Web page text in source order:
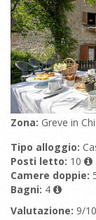
Zona: Greve in
Tipo alloggio:
Posti letto: 10
Camere doppie:
Bagni: 4
Valutazione: 9/